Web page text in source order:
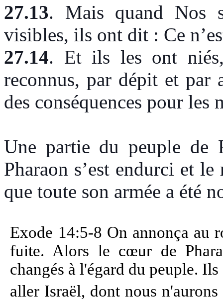
27.13. Mais quand Nos
visibles, ils ont dit : Ce
27.14. Et ils les ont
reconnus, par dépit et par
des conséquences pour les
Une partie du peuple de
Pharaon s’est endurci et
que toute son armée a été
Exode 14:5-8 On annonça au
fuite. Alors le cœur de
changés à l'égard du peuple.
aller Israël, dont nous